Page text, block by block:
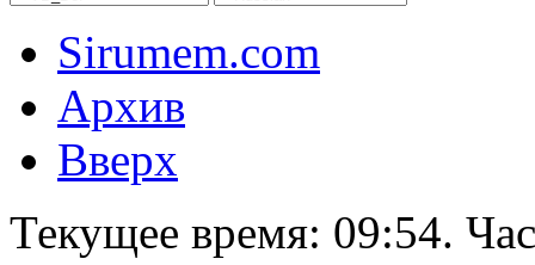
Sirumem.com
Архив
Вверх
Текущее время: 09:54.